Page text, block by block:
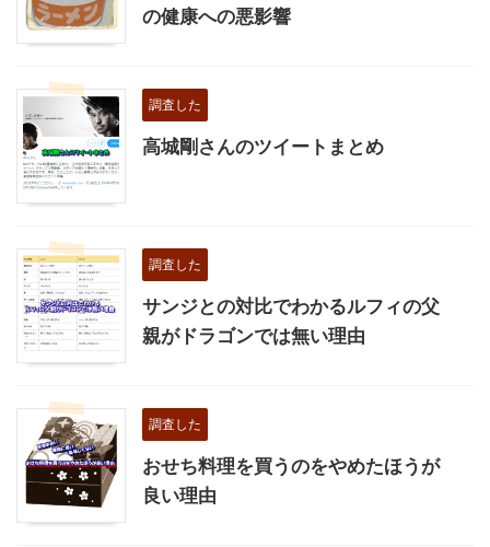
の健康への悪影響
調査した
高城剛さんのツイートまとめ
調査した
サンジとの対比でわかるルフィの父
親がドラゴンでは無い理由
調査した
おせち料理を買うのをやめたほうが
良い理由